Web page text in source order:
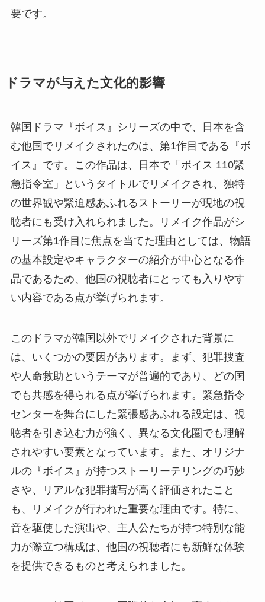
要です。
ドラマが与えた文化的影響
韓国ドラマ『ボイス』シリーズの中で、日本を含
む他国でリメイクされたのは、第1作目である『ボ
イス』です。この作品は、日本で「ボイス 110緊
急指令室」というタイトルでリメイクされ、独特
の世界観や緊迫感あふれるストーリーが現地の視
聴者にも受け入れられました。リメイク作品がシ
リーズ第1作目に焦点を当てた理由としては、物語
の基本設定やキャラクターの紹介が中心となる作
品であるため、他国の視聴者にとっても入りやす
い内容である点が挙げられます。
このドラマが韓国以外でリメイクされた背景に
は、いくつかの要因があります。まず、犯罪捜査
や人命救助というテーマが普遍的であり、どの国
でも共感を得られる点が挙げられます。緊急指令
センターを舞台にした緊張感あふれる設定は、視
聴者を引き込む力が強く、異なる文化圏でも理解
されやすい要素となっています。また、オリジナ
ルの『ボイス』が持つストーリーテリングの巧妙
さや、リアルな犯罪描写が高く評価されたこと
も、リメイクが行われた重要な理由です。特に、
音を駆使した演出や、主人公たちが持つ特別な能
力が際立つ構成は、他国の視聴者にも新鮮な体験
を提供できるものと考えられました。